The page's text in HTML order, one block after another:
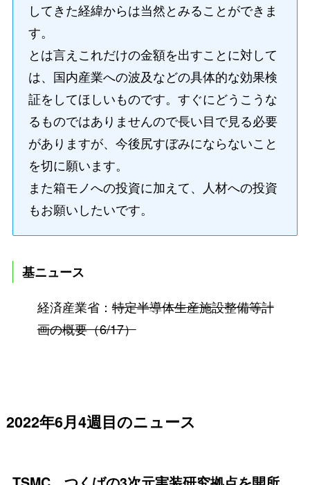
してきた経緯からは当然とみることができま
す。
とは言えこれだけの金額を出すことに対して
は、国内産業への波及などの具体的な効果検
証をしてほしいものです。すぐにどうこうな
るものではありませんので長い目で見る必要
がありますが、今後尻すぼみにならないこと
を切に願います。
また箱モノへの投資に加えて、人材への投資
もお願いしたいです。
基ニュース
経済産業省：特定半導体生産施設整備等計
画の概要（6/17）
2022年6月4週目のニュース